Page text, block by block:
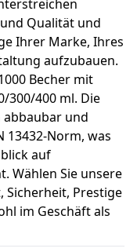
Qualität und
Ihrer Marke, Ihres
aufzubauen.
Becher mit
300/400 ml. Die
abbaubar und
Norm, was
auf
Wählen Sie unsere
Sicherheit, Prestige
im Geschäft als